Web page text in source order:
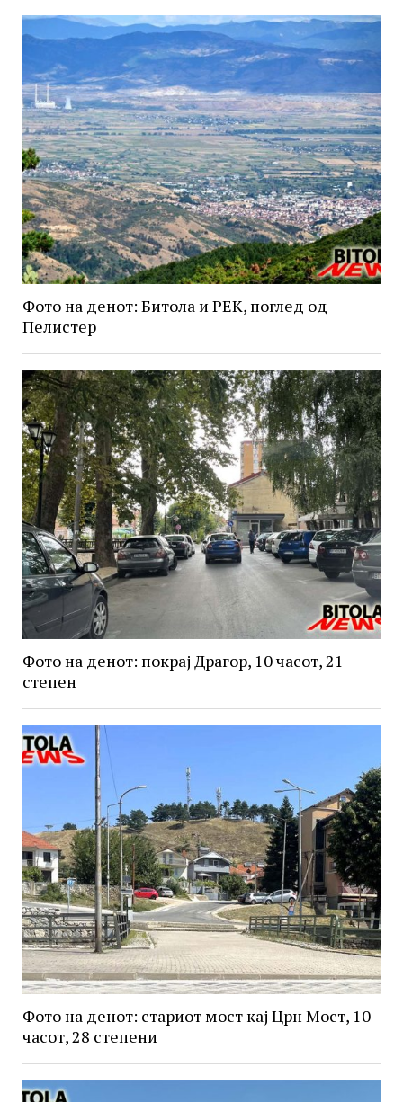
Фото на денот: Битола и РЕК, поглед од
Пелистер
Фото на денот: покрај Драгор, 10 часот, 21
степен
Фото на денот: стариот мост кај Црн Мост, 10
часот, 28 степени